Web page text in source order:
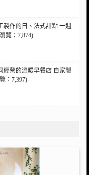
製作的日、法式甜點 一週
覽：7,874)
經營的溫暖早餐店 自家製
：7,397)